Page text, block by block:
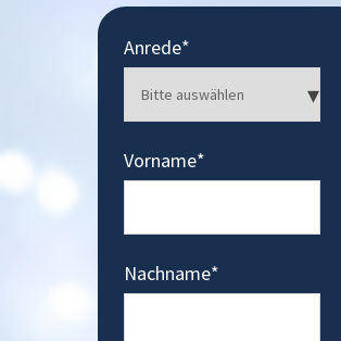
Anrede*
Vorname*
Nachname*